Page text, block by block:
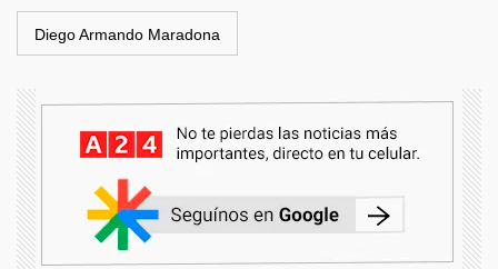
Diego Armando Maradona